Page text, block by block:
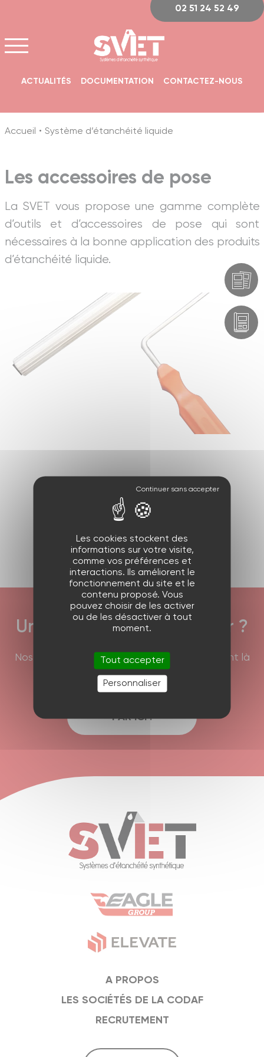
ACTUALITÉS DOCUMENTATION CONTACTEZ-NOUS
02 51 24 52 49
Accueil Système d’étanchéité liquide
Les accessoires de pose
La SVET vous propose une gamme complète
d’outils et d’accessoires de pose qui sont
nécessaires à la bonne application des produits
d’étanchéité liquide.
Produit précédent
Produit suivant
Une question à nous poser ?
Nos équipes commerciales et techniques sont là
pour répondre à vos interrogations !
PAR ICI !
A PROPOS
LES SOCIÉTÉS DE LA CODAF
RECRUTEMENT
Les cookies stockent des
informations sur votre visite,
comme vos préférences et
interactions. Ils améliorent le
fonctionnement du site et le
contenu proposé. Vous
pouvez choisir de les activer
ou de les désactiver à tout
moment.
Tout accepter
Personnaliser